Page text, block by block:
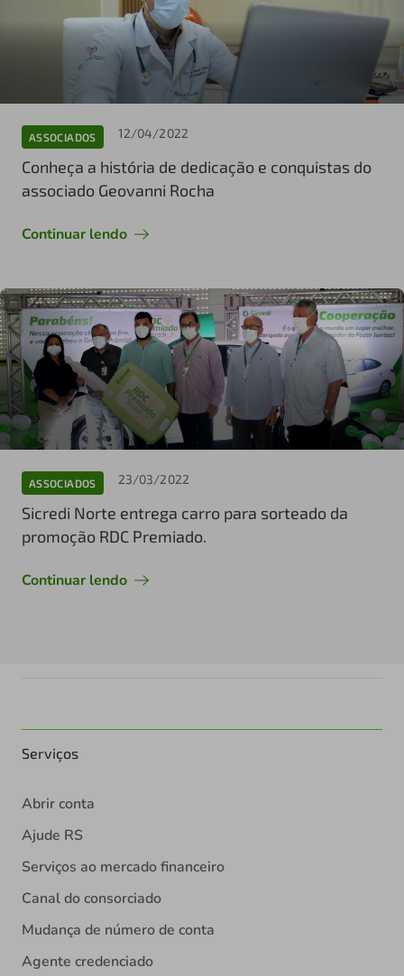
ASSOCIADOS 12/04/2022
Conheça a história de dedicação e conquistas do
associado Geovanni Rocha
Continuar lendo
ASSOCIADOS 23/03/2022
Sicredi Norte entrega carro para sorteado da
promoção RDC Premiado.
Continuar lendo
Serviços
Abrir conta
Ajude RS
Serviços ao mercado financeiro
Canal do consorciado
Mudança de número de conta
Agente credenciado